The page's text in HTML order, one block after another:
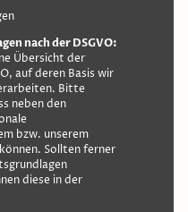
nach der DSGVO:
Übersicht der
auf deren Basis wir
Bitte
neben den
bzw. unserem
Sollten ferner
diese in der